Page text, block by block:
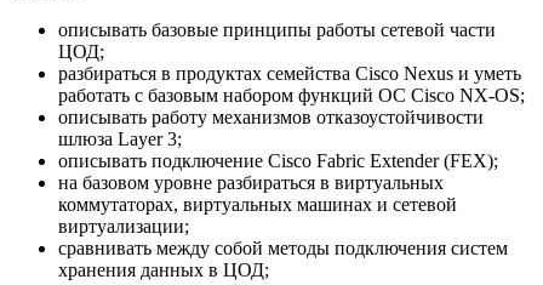
описывать базовые принципы работы сетевой части
ЦОД;
разбираться в продуктах семейства Cisco Nexus и уметь
работать с базовым набором функций ОС Cisco NX-OS;
описывать работу механизмов отказоустойчивости
шлюза Layer 3;
описывать подключение Cisco Fabric Extender (FEX);
на базовом уровне разбираться в виртуальных
коммутаторах, виртуальных машинах и сетевой
виртуализации;
сравнивать между собой методы подключения систем
хранения данных в ЦОД;